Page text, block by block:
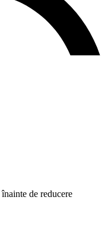
de reducere